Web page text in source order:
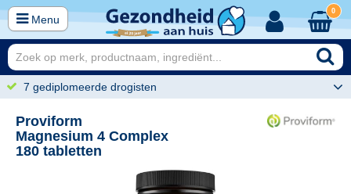
Menu
0
7 gediplomeerde drogisten
Proviform
Magnesium 4 Complex
180 tabletten